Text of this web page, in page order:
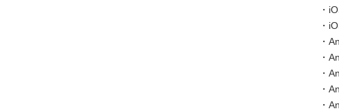
・
・
・
・
・
・
・